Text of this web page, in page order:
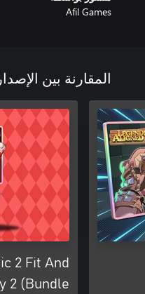
Afil Games
المقارنة بين
2 Fit And
2 (Bundle)